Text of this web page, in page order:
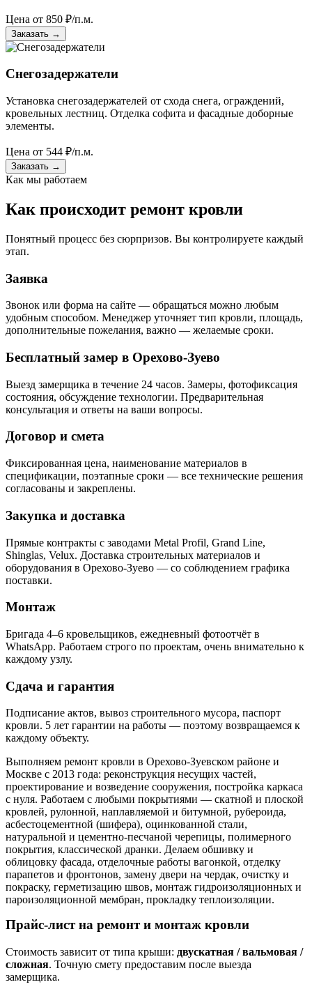
Цена от 850 ₽/п.м.
Заказать →
Снегозадержатели
Установка снегозадержателей от схода снега, ограждений,
кровельных лестниц. Отделка софита и фасадные доборные
элементы.
Цена от 544 ₽/п.м.
Заказать →
Как мы работаем
Как происходит ремонт кровли
Понятный процесс без сюрпризов. Вы контролируете каждый
этап.
Заявка
Звонок или форма на сайте — обращаться можно любым
удобным способом. Менеджер уточняет тип кровли, площадь,
дополнительные пожелания, важно — желаемые сроки.
Бесплатный замер в Орехово-Зуево
Выезд замерщика в течение 24 часов. Замеры, фотофиксация
состояния, обсуждение технологии. Предварительная
консультация и ответы на ваши вопросы.
Договор и смета
Фиксированная цена, наименование материалов в
спецификации, поэтапные сроки — все технические решения
согласованы и закреплены.
Закупка и доставка
Прямые контракты с заводами Metal Profil, Grand Line,
Shinglas, Velux. Доставка строительных материалов и
оборудования в Орехово-Зуево — со соблюдением графика
поставки.
Монтаж
Бригада 4–6 кровельщиков, ежедневный фотоотчёт в
WhatsApp. Работаем строго по проектам, очень внимательно к
каждому узлу.
Сдача и гарантия
Подписание актов, вывоз строительного мусора, паспорт
кровли. 5 лет гарантии на работы — поэтому возвращаемся к
каждому объекту.
Выполняем ремонт кровли в Орехово-Зуевском районе и
Москве с 2013 года: реконструкция несущих частей,
проектирование и возведение сооружения, постройка каркаса
с нуля. Работаем с любыми покрытиями — скатной и плоской
кровлей, рулонной, наплавляемой и битумной, рубероида,
асбестоцементной (шифера), оцинкованной стали,
натуральной и цементно-песчаной черепицы, полимерного
покрытия, классической дранки. Делаем обшивку и
облицовку фасада, отделочные работы вагонкой, отделку
парапетов и фронтонов, замену двери на чердак, очистку и
покраску, герметизацию швов, монтаж гидроизоляционных и
пароизоляционной мембран, прокладку теплоизоляции.
Прайс-лист на ремонт и монтаж кровли
Стоимость зависит от типа крыши: двускатная / вальмовая /
сложная. Точную смету предоставим после выезда
замерщика.